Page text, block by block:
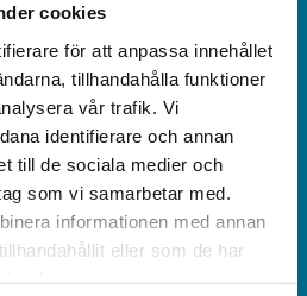
cookies
för att anpassa innehållet
tillhandahålla funktioner
vår trafik. Vi
identifierare och annan
till de sociala medier och
som vi samarbetar med.
informationen med annan
eller som de har
på kristen grund.
chef­redaktör: